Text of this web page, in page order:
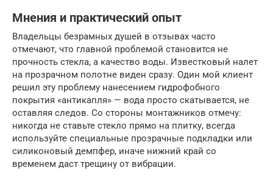
Мнения и практический опыт
Владельцы безрамных душей в отзывах часто
отмечают, что главной проблемой становится не
прочность стекла, а качество воды. Известковый налет
на прозрачном полотне виден сразу. Один мой клиент
решил эту проблему нанесением гидрофобного
покрытия «антикапля» — вода просто скатывается, не
оставляя следов. Со стороны монтажников отмечу:
никогда не ставьте стекло прямо на плитку, всегда
используйте специальные прозрачные подкладки или
силиконовый демпфер, иначе нижний край со
временем даст трещину от вибрации.